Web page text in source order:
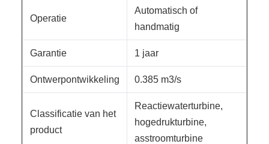
Operatie
Automatisch of
handmatig
Garantie 1 jaar
Ontwerpontwikkeling 0.385 m3/s
Classificatie van het
product
Reactiewaterturbine,
hogedrukturbine,
asstroomturbine